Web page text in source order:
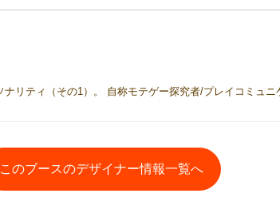
このブースのデザイナー情報一覧へ